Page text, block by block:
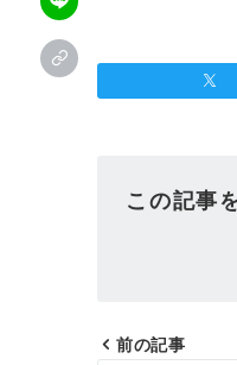
この記事
前の記事